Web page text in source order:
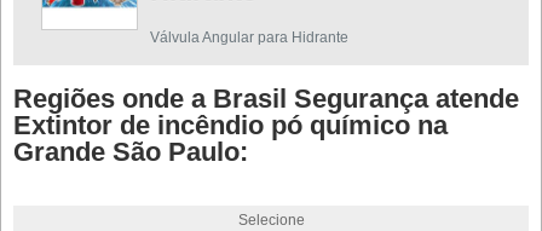
Válvula Angular para Hidrante
Regiões onde a Brasil Segurança atende
Extintor de incêndio pó químico na
Grande São Paulo:
Selecione